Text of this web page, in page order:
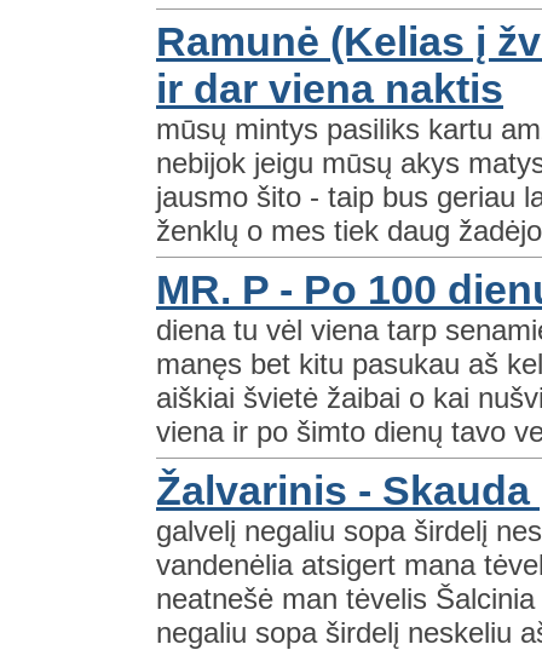
Ramunė (Kelias į
ir dar viena naktis
mūsų mintys pasiliks kartu
nebijok jeigu mūsų akys
jausmo šito - taip bus geriau
ženklų o mes tiek daug
MR. P - Po 100
diena tu vėl viena tarp
manęs bet kitu pasukau aš
aiškiai švietė žaibai o kai
viena ir po šimto dienų tavo
Žalvarinis -
galvelį negaliu sopa širdelį
vandenėlia atsigert mana
neatnešė man tėvelis
negaliu sopa širdelį neskeliu